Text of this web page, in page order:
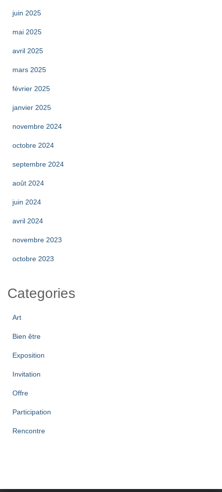
juin 2025
mai 2025
avril 2025
mars 2025
février 2025
janvier 2025
novembre 2024
octobre 2024
septembre 2024
août 2024
juin 2024
avril 2024
novembre 2023
octobre 2023
Categories
Art
Bien être
Exposition
Invitation
Offre
Participation
Rencontre